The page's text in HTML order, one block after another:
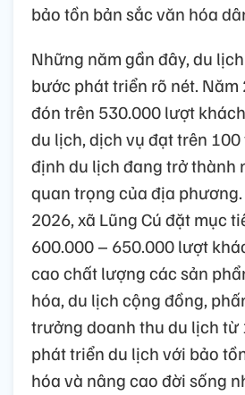
bảo tồn bản sắc văn hóa
Những năm gần đây, du
bước phát triển rõ nét. Năm
đón trên 530.000 lượt
du lịch, dịch vụ đạt trên
định du lịch đang trở thành
quan trọng của địa
2026, xã Lũng Cú đặt mục
600.000 – 650.000 lượt
cao chất lượng các sản
hóa, du lịch cộng đồng,
trưởng doanh thu du lịch từ
phát triển du lịch với bảo
hóa và nâng cao đời sống